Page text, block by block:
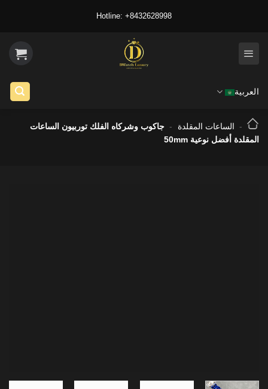
Hotline: +8432628998
العربية
- الساعات المقلدة - جاكوب وشركاه الفلك توربيون الساعات
المقلدة أفضل نوعية 50mm